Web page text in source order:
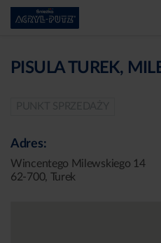
PISULA TUREK,
Adres:
Wincentego Milewskiego 14
62-700, Turek